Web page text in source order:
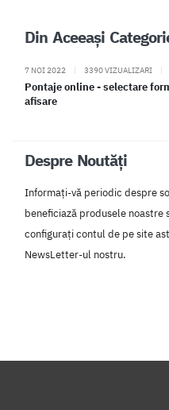
Din Aceeași
7 NOI 2022 | 3390 VIZUALIZARI |
Pontaje online - selectare
afisare
Despre Noutăți
Informați-vă periodic despre
beneficiază produsele noastre
configurați contul de pe site
NewsLetter-ul nostru.